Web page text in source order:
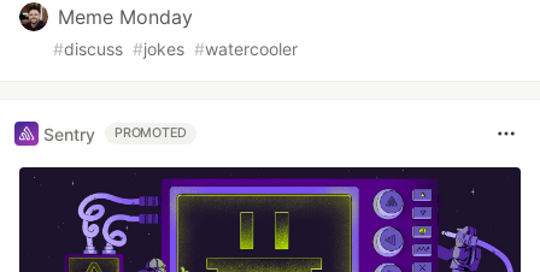
Meme Monday
#discuss #jokes #watercooler
Sentry PROMOTED